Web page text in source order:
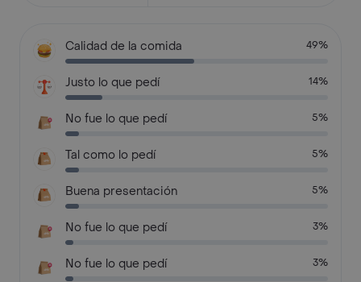
Calidad de la comida 49%
Justo lo que pedí 14%
No fue lo que pedí 5%
Tal como lo pedí 5%
Buena presentación 5%
No fue lo que pedí 3%
No fue lo que pedí 3%